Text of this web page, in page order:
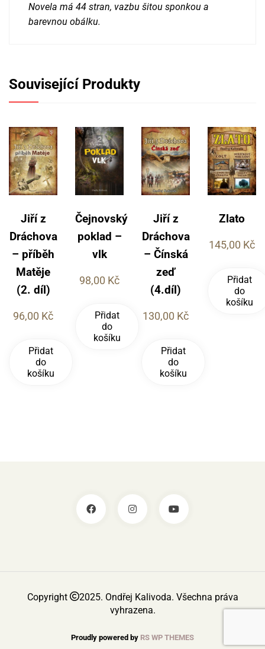
Novela má 44 stran, vazbu šitou sponkou a
barevnou obálku.
Související Produkty
Jiří z
Dráchova
– příběh
Matěje
(2. díl)
96,00 Kč
Přidat
do
košíku
Čejnovský
poklad –
vlk
98,00 Kč
Přidat
do
košíku
Jiří z
Dráchova
– Čínská
zeď
(4.díl)
130,00 Kč
Přidat
do
košíku
Zlato
145,00 Kč
Přidat
do
košíku
Copyright
2025. Ondřej Kalivoda. Všechna práva
vyhrazena.
Proudly powered by RS WP THEMES